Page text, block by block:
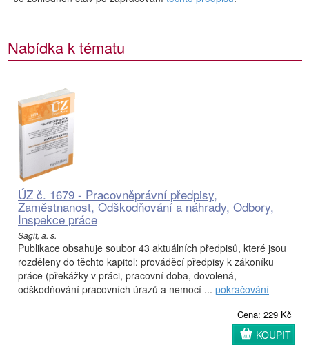
Nabídka k tématu
ÚZ č. 1679 - Pracovněprávní předpisy,
Zaměstnanost, Odškodňování a náhrady, Odbory,
Inspekce práce
Sagit, a. s.
Publikace obsahuje soubor 43 aktuálních předpisů, které jsou
rozděleny do těchto kapitol: prováděcí předpisy k zákoníku
práce (překážky v práci, pracovní doba, dovolená,
odškodňování pracovních úrazů a nemocí ... pokračování
Cena: 229 Kč
KOUPIT